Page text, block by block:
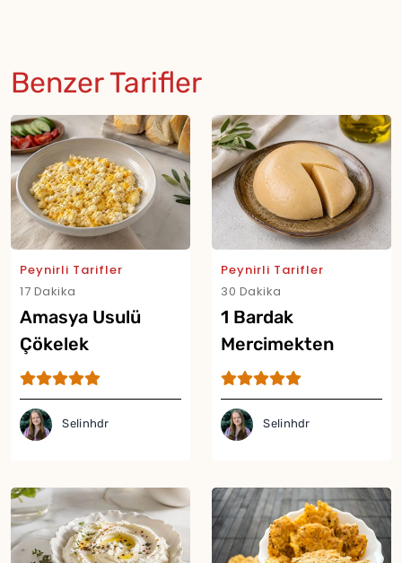
Benzer Tarifler
Peynirli Tarifler
17 Dakika
Amasya Usulü
Çökelek
Sündürmesi Tarifi
Selinhdr
Peynirli Tarifler
30 Dakika
1 Bardak
Mercimekten
Sütsüz Peynir
Tarifi
Selinhdr